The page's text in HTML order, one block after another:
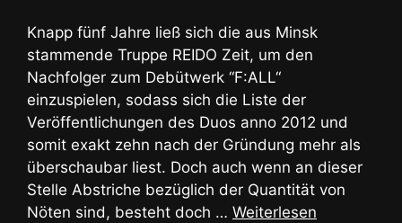
Knapp fünf Jahre ließ sich die aus Minsk
stammende Truppe REIDO Zeit, um den
Nachfolger zum Debütwerk “F:ALL“
einzuspielen, sodass sich die Liste der
Veröffentlichungen des Duos anno 2012 und
somit exakt zehn nach der Gründung mehr als
überschaubar liest. Doch auch wenn an dieser
Stelle Abstriche bezüglich der Quantität von
Nöten sind, besteht doch … Weiterlesen